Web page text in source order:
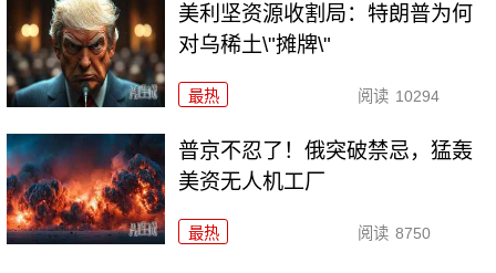
美利坚资源收割局：特朗普为何
对乌稀土\"摊牌\"
最热 阅读 10294
普京不忍了！俄突破禁忌，猛轰
美资无人机工厂
最热 阅读 8750